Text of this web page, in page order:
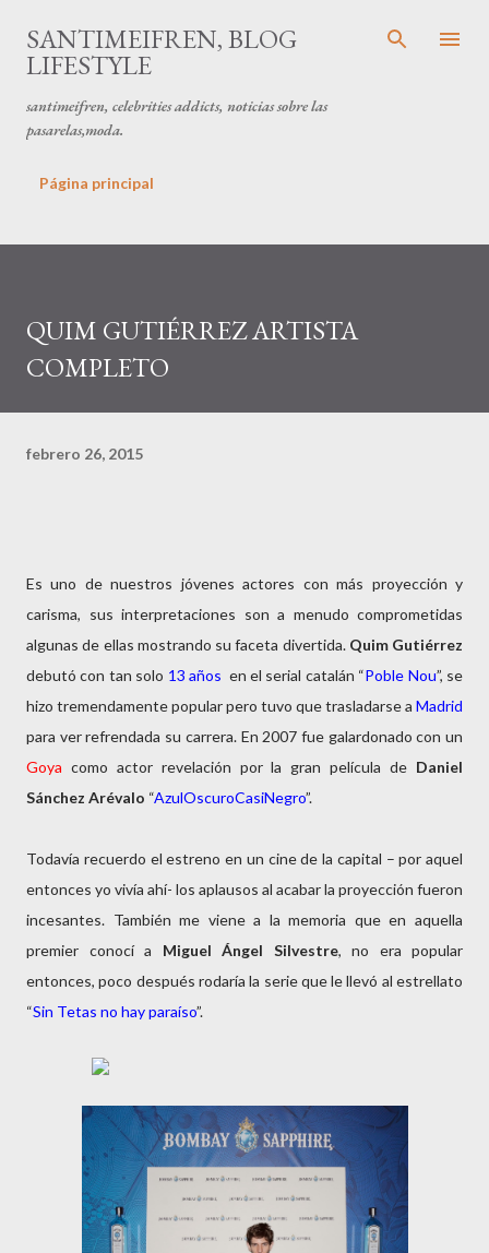
Ir al contenido principal
SANTIMEIFREN, BLOG
LIFESTYLE
santimeifren, celebrities addicts, noticias sobre las
pasarelas,moda.
Página principal
QUIM GUTIÉRREZ ARTISTA
COMPLETO
febrero 26, 2015
Es uno de nuestros jóvenes actores con más proyección y
carisma, sus interpretaciones son a menudo comprometidas
algunas de ellas mostrando su faceta divertida. Quim Gutiérrez
debutó con tan solo 13 años en el serial catalán “Poble Nou”, se
hizo tremendamente popular pero tuvo que trasladarse a Madrid
para ver refrendada su carrera. En 2007 fue galardonado con un
Goya como actor revelación por la gran película de Daniel
Sánchez Arévalo “AzulOscuroCasiNegro”.
Todavía recuerdo el estreno en un cine de la capital – por aquel
entonces yo vivía ahí- los aplausos al acabar la proyección fueron
incesantes. También me viene a la memoria que en aquella
premier conocí a Miguel Ángel Silvestre, no era popular
entonces, poco después rodaría la serie que le llevó al estrellato
“Sin Tetas no hay paraíso”.